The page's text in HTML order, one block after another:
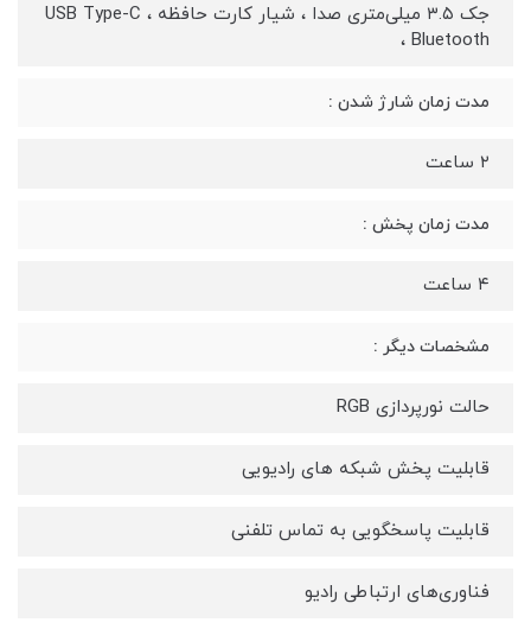
جک ۳.۵ میلی‌متری صدا ، شیار کارت حافظه ، USB Type-C
، Bluetooth
مدت زمان شارژ شدن :
۲ ساعت
مدت زمان پخش :
۴ ساعت
مشخصات دیگر :
حالت نورپردازی RGB
قابلیت پخش شبکه های رادیویی
قابلیت پاسخگویی به تماس تلفنی
فناوری‌های ارتباطی رادیو